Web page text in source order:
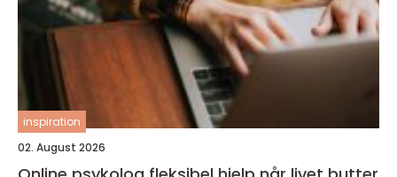
inspiration
02. August 2026